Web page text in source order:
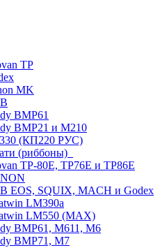
TP
MK
BMP61
BMP21 и M210
(КП220 РУС)
(риббоны)
TP-80E, TP76E и TP86E
EOS, SQUIX, MACH и Godex
LM390a
LM550 (MAX)
BMP61, M611, M6
BMP71, M7